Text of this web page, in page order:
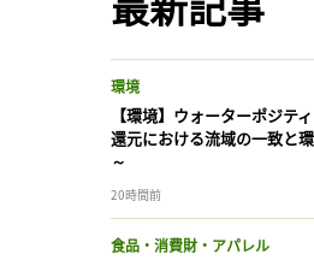
環境
【環境】ウォーターポジテ
還元における流域の一致と
～
20時間前
食品・消費財・アパレル